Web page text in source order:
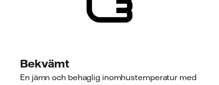
Bekvämt
En jämn och behaglig inomhustemperatur med